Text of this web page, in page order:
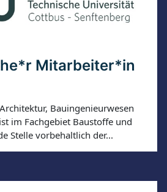
Mitarbeiter*in
Bauingenieurwesen
im Fachgebiet Baustoffe und
Stelle vorbehaltlich der...